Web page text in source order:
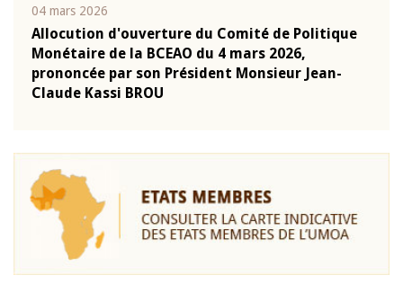
04 mars 2026
Allocution d'ouverture du Comité de Politique
Monétaire de la BCEAO du 4 mars 2026,
prononcée par son Président Monsieur Jean-
Claude Kassi BROU